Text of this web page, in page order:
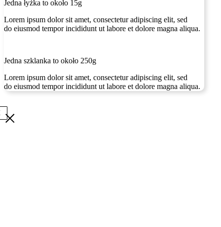
Jedna łyżka to około 15g
Lorem ipsum dolor sit amet, consectetur adipiscing elit, sed
do eiusmod tempor incididunt ut labore et dolore magna aliqua.
Jedna szklanka to około 250g
Lorem ipsum dolor sit amet, consectetur adipiscing elit, sed
do eiusmod tempor incididunt ut labore et dolore magna aliqua.